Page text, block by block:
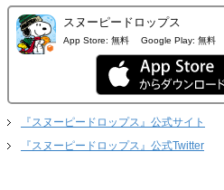
スヌーピードロップス
App Store: 無料 Google Play: 無料
『スヌーピードロップス』公式サイト
『スヌーピードロップス』公式Twitter